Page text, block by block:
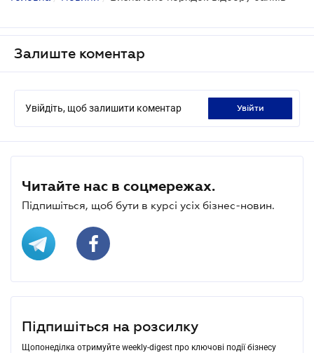
Залиште коментар
Увійдіть, щоб залишити коментар увійти
Читайте нас в соцмережах.
Підпишіться, щоб бути в курсі усіх бізнес-новин.
Підпишіться на розсилку
Щопонеділка отримуйте weekly-digest про ключові події бізнесу